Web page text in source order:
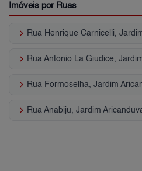
Imóveis por Ruas
keyboard_arrow_right Rua Henrique Carnicelli,
keyboard_arrow_right Rua Antonio La Giudice,
keyboard_arrow_right Rua Formoselha, Jardim
keyboard_arrow_right Rua Anabiju, Jardim